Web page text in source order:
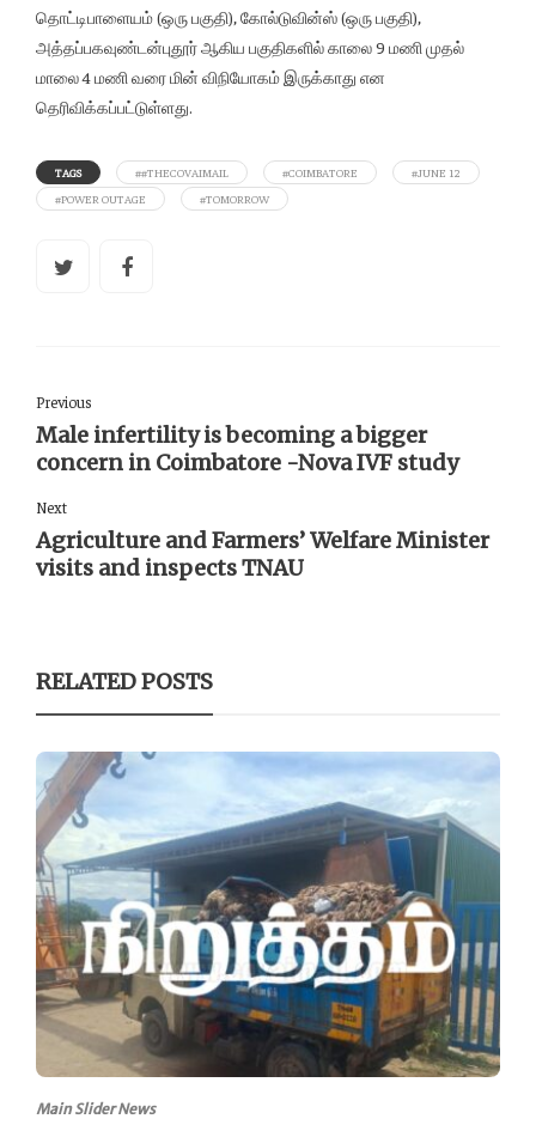
தொட்டிபாளையம் (ஒரு பகுதி), கோல்டுவின்ஸ் (ஒரு பகுதி),
அத்தப்பகவுண்டன்புதூர் ஆகிய பகுதிகளில் காலை 9 மணி முதல்
மாலை 4 மணி வரை மின் விநியோகம் இருக்காது என
தெரிவிக்கப்பட்டுள்ளது.
TAGS ##THECOVAIMAIL #COIMBATORE
#JUNE 12
#POWER OUTAGE
#TOMORROW
Previous
Male infertility is becoming a bigger
concern in Coimbatore -Nova IVF study
Next
Agriculture and Farmers’ Welfare Minister
visits and inspects TNAU
RELATED POSTS
Main Slider News